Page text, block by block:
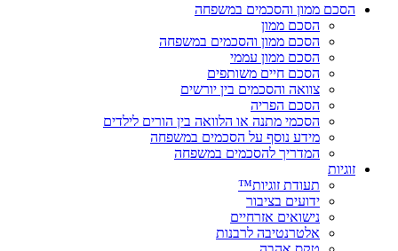
הסכם ממון והסכמים במשפחה
הסכם ממון
הסכם ממון והסכמים במשפחה
הסכם ממון עממי
הסכם חיים משותפים
צוואה והסכמים בין יורשים
הסכם הפריה
הסכמי מתנה או הלוואה בין הורים לילדים
מידע נוסף על הסכמים במשפחה
המדריך להסכמים במשפחה
זוגיות
תעודת זוגיות™
ידועים בציבור
נישואים אזרחיים
אלטרנטיבה לרבנות